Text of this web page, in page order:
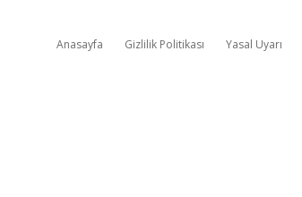
Anasayfa Gizlilik Politikası Yasal Uyarı